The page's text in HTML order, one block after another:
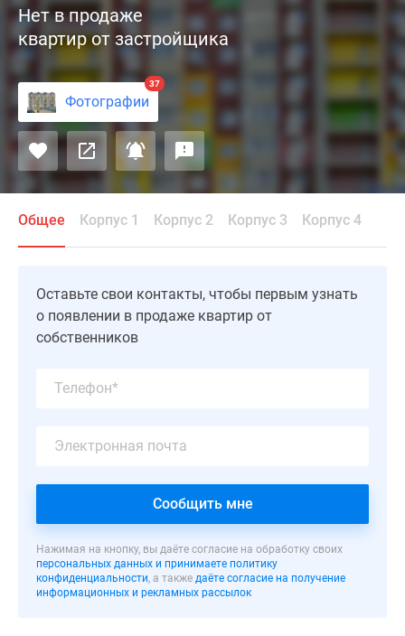
«Победа»,
который
возведен
в
подмосковном
городе
Лобня,
состоит
из
четырех
этажей.
корпусе
несколько
утепленными
Нет в продаже
квартир от застройщика
Фотографии
37
Общее Корпус 1 Корпус 2 Корпус 3 Корпус 4
Оставьте свои контакты, чтобы первым узнать
о появлении в продаже квартир от
собственников
Сообщить мне
Нажимая на кнопку, вы даёте согласие на обработку своих
персональных данных и принимаете политику
конфиденциальности, а также даёте согласие на получение
информационных и рекламных рассылок